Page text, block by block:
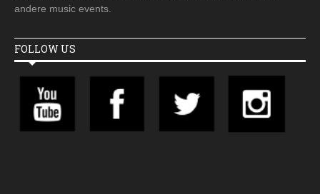
andere music events.
FOLLOW US